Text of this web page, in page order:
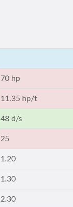
70 hp
11.35 hp/t
48 d/s
25
1.20
1.30
2.30